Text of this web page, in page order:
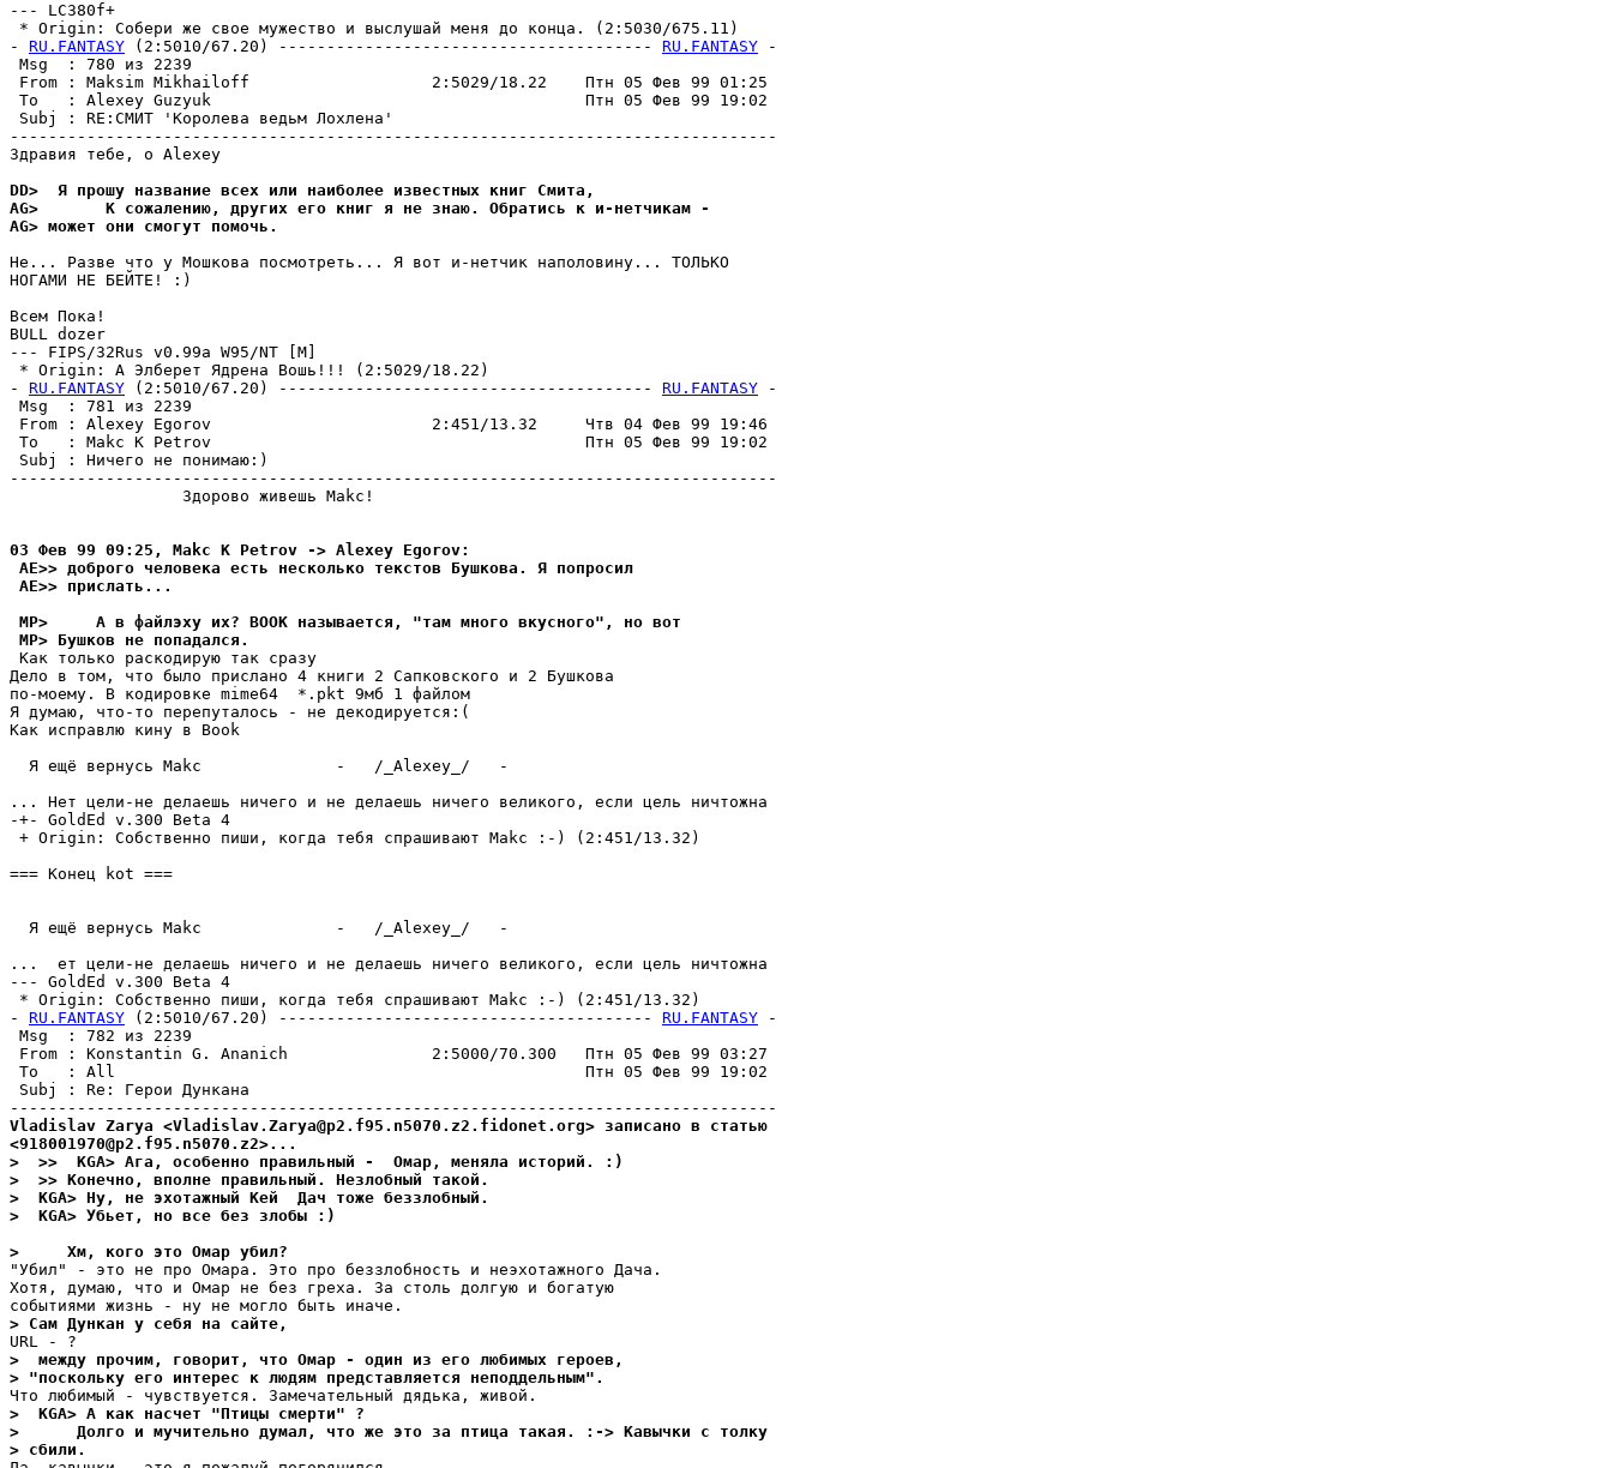
--- LC380f+
* Origin: Собери же свое мужество и выслушай меня до конца. (2:5030/675.11)
- RU.FANTASY (2:5010/67.20) --------------------------------------- RU.FANTASY -
Msg  : 780 из 2239
From : Maksim Mikhailoff                   2:5029/18.22    Птн 05 Фев 99 01:25
To   : Alexey Guzyuk                                       Птн 05 Фев 99 19:02
Subj : RE:СМИТ 'Коpолева ведьм Лохлена'
--------------------------------------------------------------------------------
Здравия тебе, о Alexey
DD>  Я прошу название всех или наиболее известных книг Смита,
AG>       К сожалению, других его книг я не знаю. Обратись к и-нетчикам -
AG> может они смогут помочь.
Hе... Разве что у Мошкова посмотреть... Я вот и-нетчик наполовину... ТОЛЬКО
НОГАМИ НЕ БЕЙТЕ! :)
Всем Пока!
BULL dozer
--- FIPS/32Rus v0.99a W95/NT [M]
* Origin: А Элберет Ядрена Вошь!!! (2:5029/18.22)
- RU.FANTASY (2:5010/67.20) --------------------------------------- RU.FANTASY -
Msg  : 781 из 2239
From : Alexey Egorov                       2:451/13.32     Чтв 04 Фев 99 19:46
To   : Makc K Petrov                                       Птн 05 Фев 99 19:02
Subj : Ничего не понимаю:)
--------------------------------------------------------------------------------
                  Здорово живешь Makc!
03 Фев 99 09:25, Makc K Petrov -> Alexey Egorov:
AE>> доброго человека есть несколько текстов Бушкова. Я попpосил
AE>> пpислать...
MP>     А в файлэху их? BOOK называется, "там много вкусного", но вот
MP> Бушков не попадался.
Как только раскодирую так сразу
Дело в том, что было прислано 4 книги 2 Сапковского и 2 Бушкова
по-моему. В кодировке mime64  *.pkt 9мб 1 файлом
Я думаю, что-то перепуталось - не декодиpуется:(
Как исправлю кину в Book
  Я ещё вернусь Makc              -   /_Alexey_/   -
... Нет цели-не делаешь ничего и не делаешь ничего великого, если цель ничтожна
-+- GoldEd v.300 Beta 4
+ Origin: Собственно пиши, когда тебя спрашивают Makc :-) (2:451/13.32)
=== Конец kot ===
  Я ещё вернусь Makc              -   /_Alexey_/   -
...  ет цели-не делаешь ничего и не делаешь ничего великого, если цель ничтожна
--- GoldEd v.300 Beta 4
* Origin: Собственно пиши, когда тебя спрашивают Makc :-) (2:451/13.32)
- RU.FANTASY (2:5010/67.20) --------------------------------------- RU.FANTASY -
Msg  : 782 из 2239
From : Konstantin G. Ananich               2:5000/70.300   Птн 05 Фев 99 03:27
To   : All                                                 Птн 05 Фев 99 19:02
Subj : Re: Герои Дункана
Vladislav Zarya <Vladislav.Zarya@p2.f95.n5070.z2.fidonet.org> записано в статью
<918001970@p2.f95.n5070.z2>...
>  >>  KGA> Ага, особенно правильный -  Омар, меняла историй. :)
>  >> Конечно, вполне правильный. Незлобный такой.
>  KGA> Ну, не эхотажный Кей  Дач тоже беззлобный.
>  KGA> Убьет, но все без злобы :)
>     Хм, кого это Омар убил?
"Убил" - это не про Омара. Это про беззлобность и неэхотажного Дача.
Хотя, думаю, что и Омар не без греха. За столь долгую и богатую
> Сам Дункан у себя на сайте,
>  между прочим, говорит, что Омар - один из его любимых героев,
> "поскольку его интерес к людям представляется неподдельным".
>  KGA> А как насчет "Птицы смерти" ?
>      Долго и мучительно думал, что же это за птица такая. :-> Кавычки с толку
> сбили.